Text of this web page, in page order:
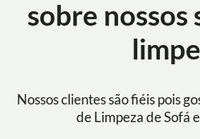
sobre nossos
Nossos clientes são fiéis pois
de Limpeza de Sofá